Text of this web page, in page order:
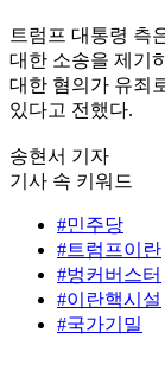
트럼프 대통령 측
대한 소송을 제기
대한 혐의가 유죄
있다고 전했다.
송현서 기자
기사 속 키워드
#민주당
#트럼프이란
#벙커버스터
#이란핵시설
#국가기밀